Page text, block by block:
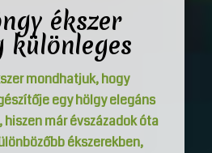
ékszer
különleges
mondhatjuk, hogy
egy hölgy elegáns
már évszázadok óta
ékszerekben,